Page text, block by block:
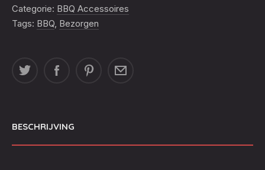
AANTAL
Categorie: BBQ Accessoires
Tags: BBQ, Bezorgen
BESCHRIJVING